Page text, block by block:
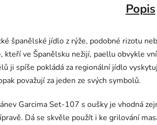
Popis
španělské jídlo z rýže, podobné rizotu
kteří ve Španělsku nežijí, paellu obvykle
ji spíše pokládá za regionální jídlo
považují za jeden ze svých symbolů.
Garcima Set-107 s oušky je vhodná
Dá se skvěle použít i ke grilování